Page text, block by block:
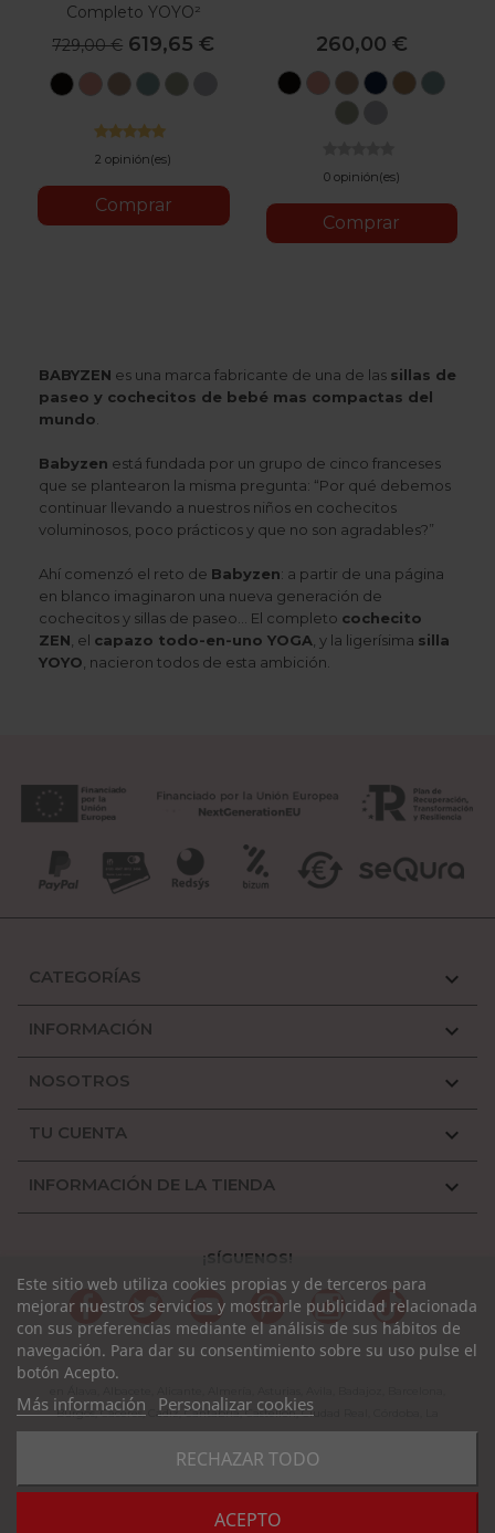
Completo YOYO²
Bassinet 0+ Y 6+
729,00 € 619,65 €
BlackGingerTaupe
AquaOliva
2 opinión(es)
Comprar
260,00 €
BlackGingerTaupe
Air
Toffee
0 opinión(es)
Comprar
BABYZEN es una marca fabricante de una de las sillas de
paseo y cochecitos de bebé mas compactas del
mundo
Babyzen está fundada por un grupo de cinco franceses
que se plantearon la misma pregunta: “Por qué debemos
continuar llevando a nuestros niños en cochecitos
voluminosos, poco prácticos y que no son agradables?”
Ahí comenzó el reto de Babyzen: a partir de una página
en blanco imaginaron una nueva generación de
cochecitos y sillas de paseo… El completo cochecito
ZEN , el capazo todo-en-uno YOGA , y la ligerísima silla
YOYO , nacieron todos de esta ambición.
CATEGORÍAS 
INFORMACIÓN 
NOSOTROS 
TU CUENTA 
INFORMACIÓN DE LA TIENDA 
¡SÍGUENOS!
FacebookTwitter YouTubePinterestInstagramTikTok
Este sitio web utiliza cookies propias y de terceros para
mejorar nuestros servicios y mostrarle publicidad relacionada
con sus preferencias mediante el análisis de sus hábitos de
navegación. Para dar su consentimiento sobre su uso pulse el
botón Acepto.
Más información Personalizar cookies
RECHAZAR TODO
ACEPTO
Burgos, Cáceres, Cádiz, Cantabria, Castellón, Ciudad Real, Córdoba, La
Coruña, La Rioja, Cuenca, Girona, Granada, Guadalajara, Guipuzcoa, Huelva,
Huesca, Jaen, León, Lleida, Lugo, Madrid, Málaga, Murcia, Navarra, Orense,